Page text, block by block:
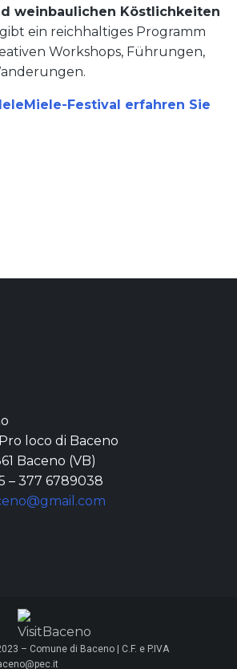
weinbaulichen Köstlichkeiten
gibt ein reichhaltiges Programm
Workshops, Führungen,
Festival erfahren Sie
loco di Baceno
Baceno (VB)
– 377 6789038
– Comune di Baceno | C.F. e P.IVA